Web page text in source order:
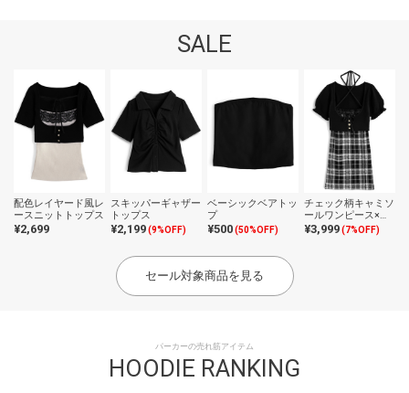
SALE
配色レイヤード風レ
ースニットトップス
¥2,699
スキッパーギャザー
トップス
¥2,199(9%OFF)
ベーシックベアトッ
プ
¥500(50%OFF)
チェック柄キャミソ
ールワンピース×ク
ロップドトップスニ
ットアンサンブル
¥3,999(7%OFF)
セール対象商品を見る
パーカーの売れ筋アイテム
HOODIE RANKING